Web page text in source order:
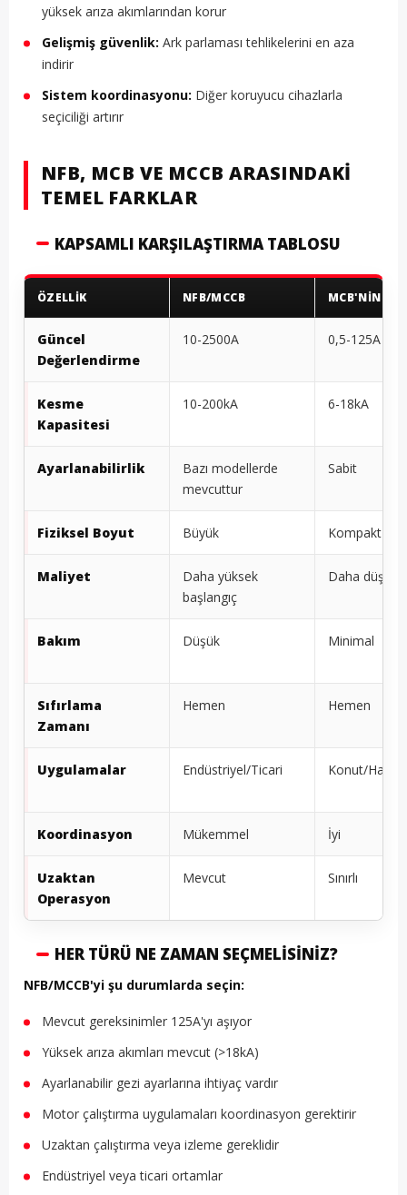
yüksek arıza akımlarından korur
Gelişmiş güvenlik: Ark parlaması tehlikelerini en aza
indirir
Sistem koordinasyonu: Diğer koruyucu cihazlarla
seçiciliği artırır
NFB, MCB VE MCCB ARASINDAKI
TEMEL FARKLAR
KAPSAMLI KARŞILAŞTIRMA TABLOSU
ÖZELLIK NFB/MCCB MCB'NİN
Güncel
Değerlendirme
10-2500A 0,5-125A
Kesme
Kapasitesi
10-200kA 6-18kA
Ayarlanabilirlik
Bazı modellerde
mevcuttur
Sabit
Fiziksel Boyut Büyük Kompakt
Maliyet
Daha yüksek
başlangıç
Daha düşük
Bakım Düşük Minimal
Sıfırlama
Zamanı
Hemen Hemen
Uygulamalar Endüstriyel/Ticari Konut/Hafif
Koordinasyon Mükemmel İyi
Uzaktan
Operasyon
Mevcut Sınırlı
HER TÜRÜ NE ZAMAN SEÇMELISINIZ?
NFB/MCCB'yi şu durumlarda seçin:
Mevcut gereksinimler 125A'yı aşıyor
Yüksek arıza akımları mevcut (>18kA)
Ayarlanabilir gezi ayarlarına ihtiyaç vardır
Motor çalıştırma uygulamaları koordinasyon gerektirir
Uzaktan çalıştırma veya izleme gereklidir
Endüstriyel veya ticari ortamlar